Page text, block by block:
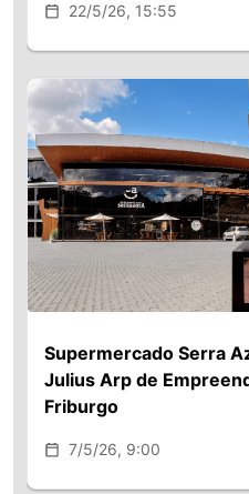
22/5/26, 15:55
Supermercado Serra
Julius Arp de
Friburgo
7/5/26, 9:00